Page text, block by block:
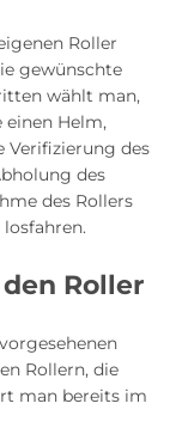
Roller
gewünschte
wählt man,
einen Helm,
Verifizierung des
des
des Rollers
Roller
Rollern, die
man bereits im